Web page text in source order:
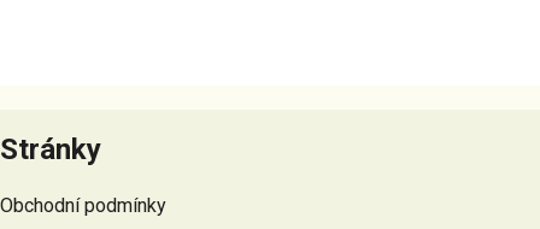
á
p
a
Stránky
Obchodní podmínky